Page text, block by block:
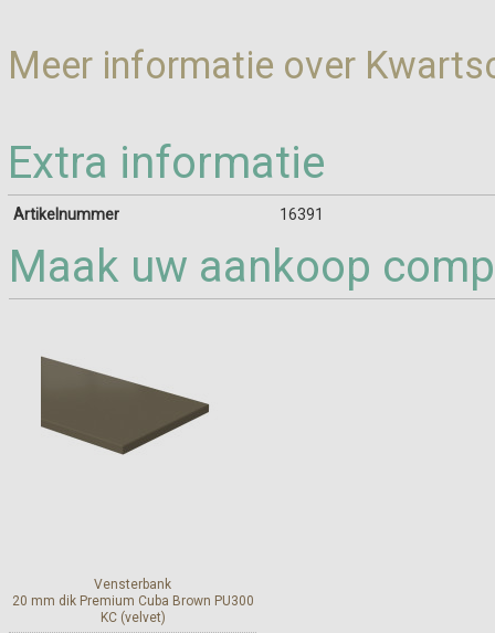
Meer informatie over
Extra informatie
Artikelnummer 16391
Maak uw aankoop
Vensterbank
20 mm dik Premium Cuba Brown PU300
KC (velvet)